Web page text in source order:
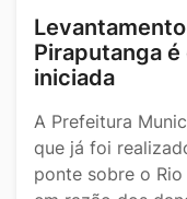
Piraputanga
iniciada
A Prefeitura
que já foi
ponte sobre o